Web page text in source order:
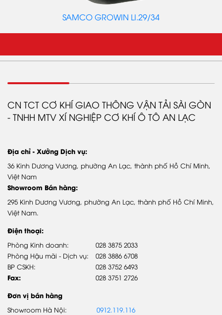
SAMCO GROWIN LI.29/34
Tổng CTy SamCo
Giới thiệu Samco Bus
Quá trình phát triển
DỊCH VỤ & PHỤ TÙNG
Phụ tùng chính hãng
Hệ thống trạm DVUQ SAMCO
Xe khách
CN TCT CƠ KHÍ GIAO THÔNG VẬN TẢI SÀI GÒN
- TNHH MTV XÍ NGHIỆP CƠ KHÍ Ô TÔ AN LẠC
Địa chỉ - Xưởng Dịch vụ:
36 Kinh Dương Vương, phường An Lạc, thành phố Hồ Chí Minh,
Việt Nam
Showroom Bán hàng:
295 Kinh Dương Vương, phường An Lạc, thành phố Hồ Chí Minh,
Việt Nam.
Điện thoại:
Phòng Kinh doanh:
Phòng Hậu mãi - Dịch vụ:
BP CSKH:
Fax:
028 3875 2033
028 3886 6708
028 3752 6493
028 3751 2726
Đơn vị bán hàng
Showroom Hà Nội: 0912.119.116